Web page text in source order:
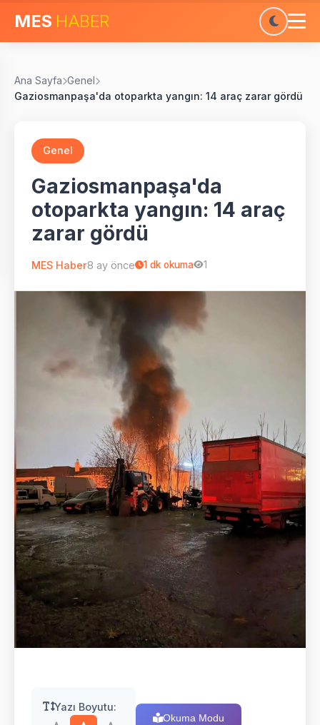
MES HABER
Ana Sayfa Genel
Gaziosmanpaşa'da otoparkta yangın: 14 araç zarar gördü
Genel
Gaziosmanpaşa'da
otoparkta yangın: 14 araç
zarar gördü
MES Haber8 ay önce 1 dk okuma 1
Yazı Boyutu:
Okuma Modu